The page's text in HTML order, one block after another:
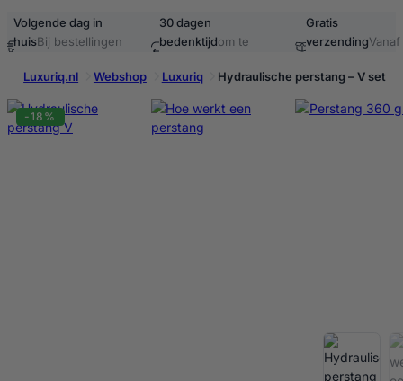
Volgende dag in
huisBij bestellingen
30 dagen
bedenktijdom te
Gratis
verzendingVanaf
Luxuriq.nl
Webshop Luxuriq Hydraulische perstang – V set
-18%